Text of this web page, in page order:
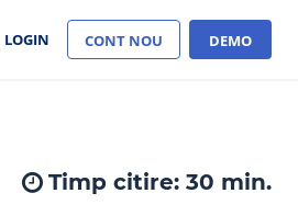
LOGIN CONT NOU DEMO
Timp citire: 30 min.